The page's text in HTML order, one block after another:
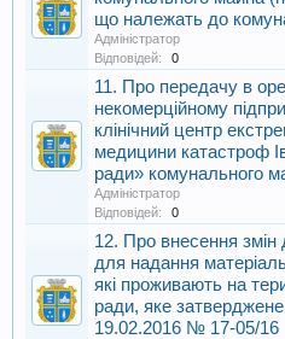
що належать до
Адміністратор
Відповідей:
0
11. Про передачу в
некомерційному
клінічний центр
медицини катастроф
ради» комунального
Адміністратор
Відповідей:
0
12. Про внесення
для надання
які проживають на
ради, яке
19.02.2016 № 17-05/16